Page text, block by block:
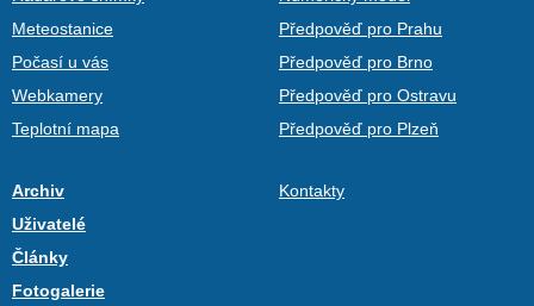
Meteostanice
Počasí u vás
Webkamery
Teplotní mapa
Předpověď pro Prahu
Předpověď pro Brno
Předpověď pro Ostravu
Předpověď pro Plzeň
Archiv
Uživatelé
Články
Fotogalerie
Kontakty